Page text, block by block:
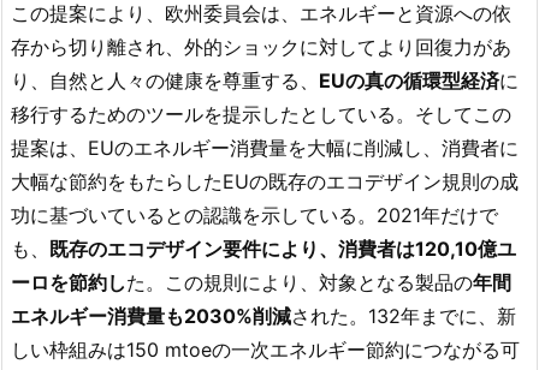
この提案により、欧州委員会は、エネルギーと資源への依
存から切り離され、外的ショックに対してより回復力があ
り、自然と人々の健康を尊重する、 EUの真の循環型経済に
移行するためのツールを提示したとしている。そしてこの
提案は、EUのエネルギー消費量を大幅に削減し、消費者に
大幅な節約をもたらしたEUの既存のエコデザイン規則の成
功に基づいているとの認識を示している。2021年だけで
も、 既存のエコデザイン要件により、消費者は120,10億ユ
ーロを節約した。この規則により、対象となる製品の年間
エネルギー消費量も2030%削減された。132年までに、新
しい枠組みは150 mtoeの一次エネルギー節約につながる可